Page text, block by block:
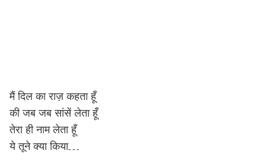
मैं दिल का राज़ कहता हूँ
की जब जब सांसें लेता हूँ
तेरा ही नाम लेता हूँ
ये तूने क्या किया…